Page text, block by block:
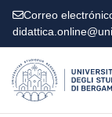
Correo